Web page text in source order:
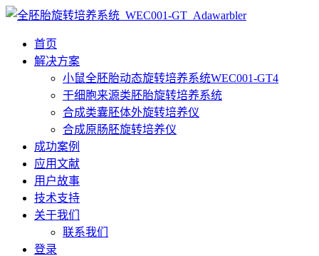
首页
解决方案
小鼠全胚胎动态旋转培养系统WEC001-GT4
干细胞来源类胚胎旋转培养系统
合成类囊胚体外旋转培养仪
合成原肠胚旋转培养仪
成功案例
应用文献
用户故事
技术支持
关于我们
联系我们
登录